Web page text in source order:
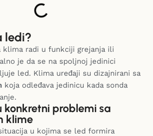
ledi?
klima radi u funkciji grejanja ili
je da se na spoljnoj jedinici
led. Klima uređaji su dizajnirani sa
koja odleđava jedinicu kada sonda
konkretni problemi sa
klime
u kojima se led formira